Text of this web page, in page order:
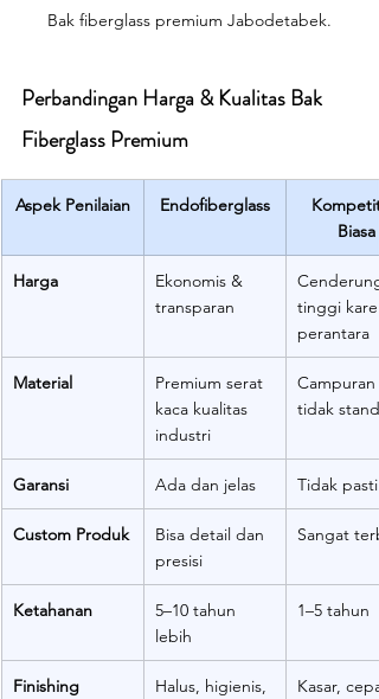
Bak fiberglass premium Jabodetabek.
Perbandingan Harga & Kualitas Bak
Fiberglass Premium
Aspek Penilaian Endofiberglass
Biasa
Harga
Ekonomis &
transparan
Cenderung
tinggi
perantara
Material
Premium serat
kaca kualitas
industri
Campuran
tidak
Garansi Ada dan jelas Tidak pasti
Custom Produk
Bisa detail dan
presisi
Sangat
Ketahanan
5–10 tahun
lebih
1–5 tahun
Finishing
Halus, higienis,
Kasar,